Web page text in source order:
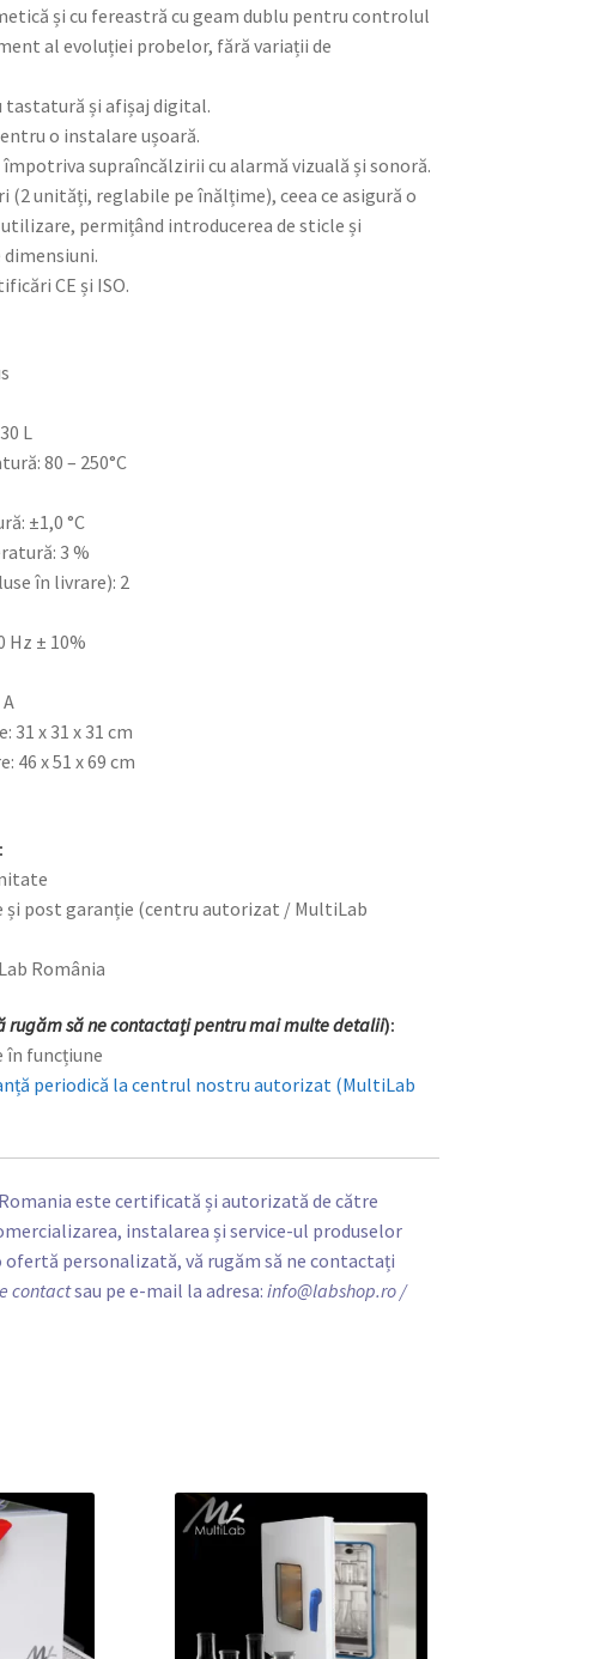
și cu fereastră cu geam dublu pentru controlul
al evoluției probelor, fără variații de
tastatură și afișaj digital.
o instalare ușoară.
împotriva supraîncălzirii cu alarmă vizuală și sonoră.
(2 unități, reglabile pe înălțime), ceea ce asigură o
permițând introducerea de sticle și
CE și ISO.
L
80 – 250°C
±1,0 °C
3 %
în livrare): 2
Hz ± 10%
31 x 31 x 31 cm
46 x 51 x 69 cm
și post garanție (centru autorizat / MultiLab
România
rugăm să ne contactați pentru mai multe detalii):
în funcțiune
periodică la centrul nostru autorizat (MultiLab
este certificată și autorizată de către
instalarea și service-ul produselor
personalizată, vă rugăm să ne contactați
contactsau pe e-mail la adresa:info@labshop.ro /